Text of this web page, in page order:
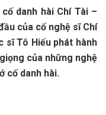
danh hài Chí Tài –
của cố nghệ sĩ Chí
sĩ Tô Hiếu phát hành
của những nghệ
cố danh hài.